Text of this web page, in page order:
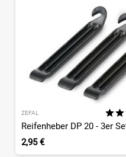
ZEFAL
Reifenheber DP 20 - 3er
2,95 €